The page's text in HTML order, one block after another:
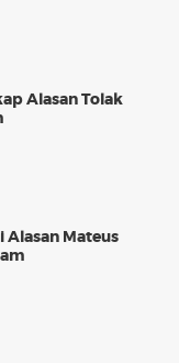
Alasan Tolak
Alasan Mateus